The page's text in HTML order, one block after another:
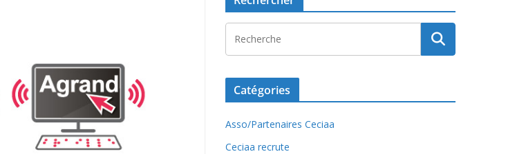
Catégories
Asso/Partenaires Ceciaa
Ceciaa recrute